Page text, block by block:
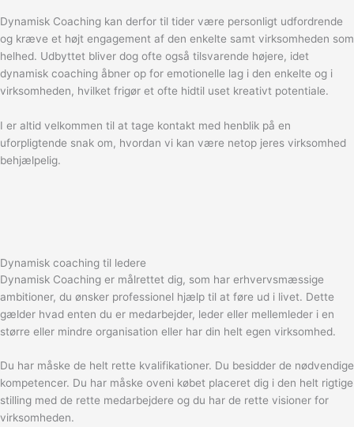
Dynamisk Coaching kan derfor til tider være personligt udfordrende
og kræve et højt engagement af den enkelte samt virksomheden som
helhed. Udbyttet bliver dog ofte også tilsvarende højere, idet
dynamisk coaching åbner op for emotionelle lag i den enkelte og i
virksomheden, hvilket frigør et ofte hidtil uset kreativt potentiale.
I er altid velkommen til at tage kontakt med henblik på en
uforpligtende snak om, hvordan vi kan være netop jeres virksomhed
behjælpelig.
Dynamisk coaching til ledere
Dynamisk Coaching er målrettet dig, som har erhvervsmæssige
ambitioner, du ønsker professionel hjælp til at føre ud i livet. Dette
gælder hvad enten du er medarbejder, leder eller mellemleder i en
større eller mindre organisation eller har din helt egen virksomhed.
Du har måske de helt rette kvalifikationer. Du besidder de nødvendige
kompetencer. Du har måske oveni købet placeret dig i den helt rigtige
stilling med de rette medarbejdere og du har de rette visioner for
virksomheden.